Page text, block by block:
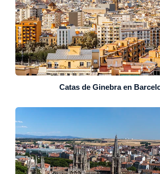
Catas de Ginebra en